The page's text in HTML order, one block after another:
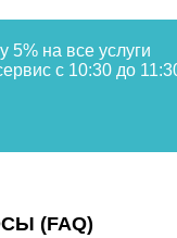
5% на все услуги
с 10:30 до
(FAQ)